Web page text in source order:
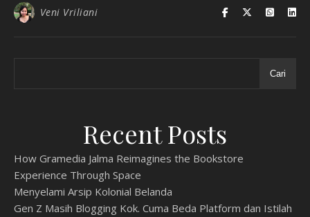
Veni Vriliani
Cari
Recent Posts
How Gramedia Jalma Reimagines the Bookstore
Experience Through Space
Menyelami Arsip Kolonial Belanda
Gen Z Masih Blogging Kok. Cuma Beda Platform dan Istilah